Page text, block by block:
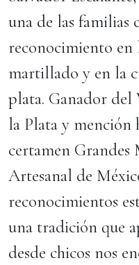
una de las familias
reconocimiento en
martillado y en la
plata. Ganador
la Plata y mención
certamen Grandes
Artesanal de
reconocimientos
una tradición que
desde chicos nos